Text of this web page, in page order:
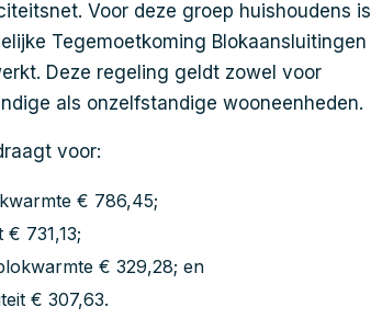
Voor deze groep huishoudens is
Tegemoetkoming Blokaansluitingen
Deze regeling geldt zowel voor
als onzelfstandige wooneenheden.
voor:
€ 786,45;
731,13;
€ 329,28; en
€ 307,63.